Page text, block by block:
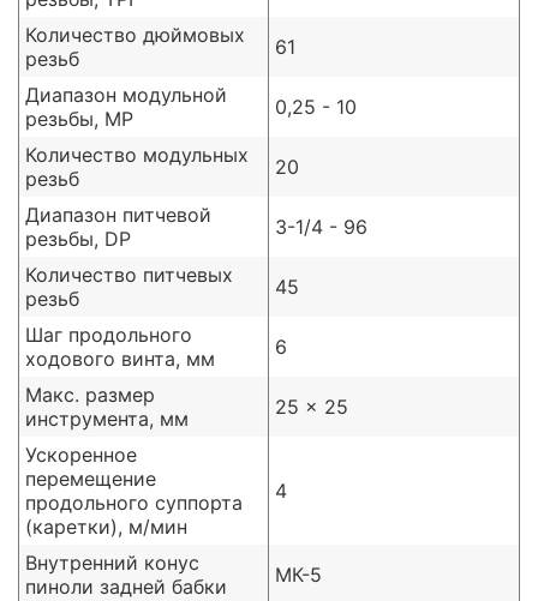
Количество дюймовых
резьб
61
Диапазон модульной
резьбы, MP
0,25 - 10
Количество модульных
резьб
20
Диапазон питчевой
резьбы, DP
3-1/4 - 96
Количество питчевых
резьб
45
Шаг продольного
ходового винта, мм
6
Макс. размер
инструмента, мм
25 x 25
Ускоренное
перемещение
продольного суппорта
(каретки), м/мин
4
Внутренний конус
пиноли задней бабки
МК-5